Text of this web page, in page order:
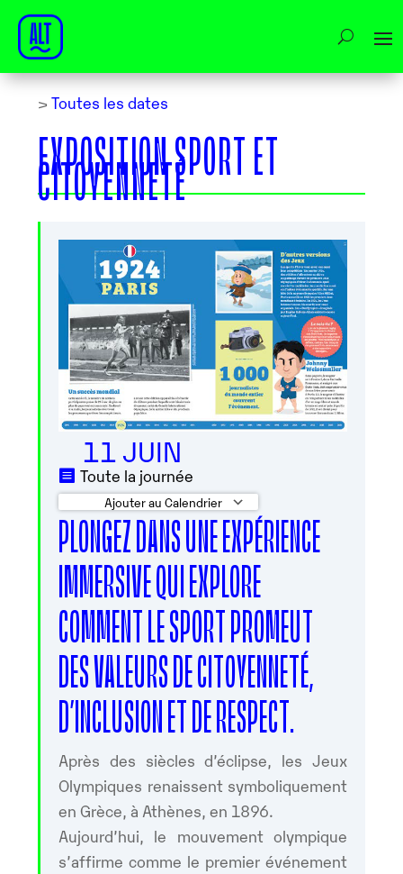
> Toutes les dates
EXPOSITION SPORT ET
CITOYENNETÉ
11 JUIN
Toute la journée
Ajouter au Calendrier
Télécharger ICS Calendrier Google
PLONGEZ DANS UNE EXPÉRIENCE
IMMERSIVE QUI EXPLORE
COMMENT LE SPORT PROMEUT
DES VALEURS DE CITOYENNETÉ,
D’INCLUSION ET DE RESPECT.
Après des siècles d’éclipse, les Jeux
Olympiques renaissent symboliquement
en Grèce, à Athènes, en 1896.
Aujourd’hui, le mouvement olympique
s’affirme comme le premier événement